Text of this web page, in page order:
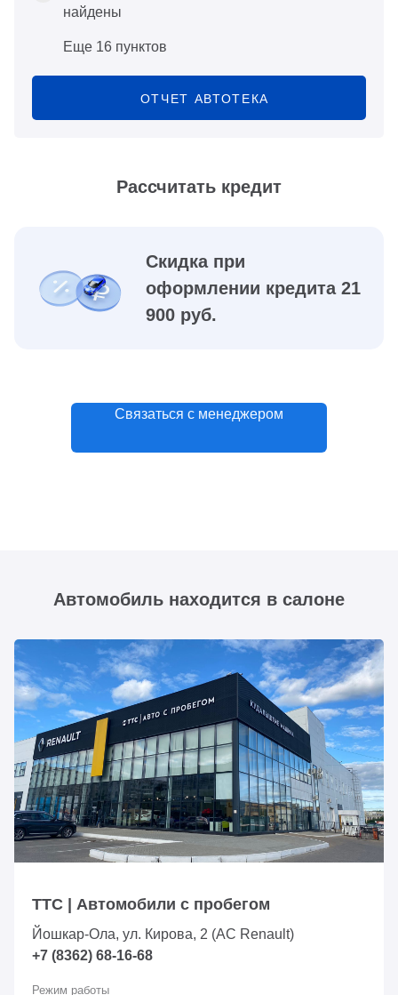
найдены
Еще 16 пунктов
ОТЧЕТ АВТОТЕКА
Рассчитать кредит
Скидка при
оформлении кредита 21
900 руб.
Связаться с менеджером
Автомобиль находится в салоне
ТТС | Автомобили с пробегом
Йошкар-Ола, ул. Кирова, 2 (АС Renault)
+7 (8362) 68-16-68